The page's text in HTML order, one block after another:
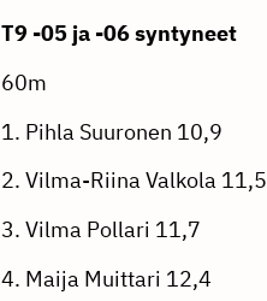
T9 -05 ja -06 syntyneet
60m
1. Pihla Suuronen 10,9
2. Vilma-Riina Valkola 11,5
3. Vilma Pollari 11,7
4. Maija Muittari 12,4